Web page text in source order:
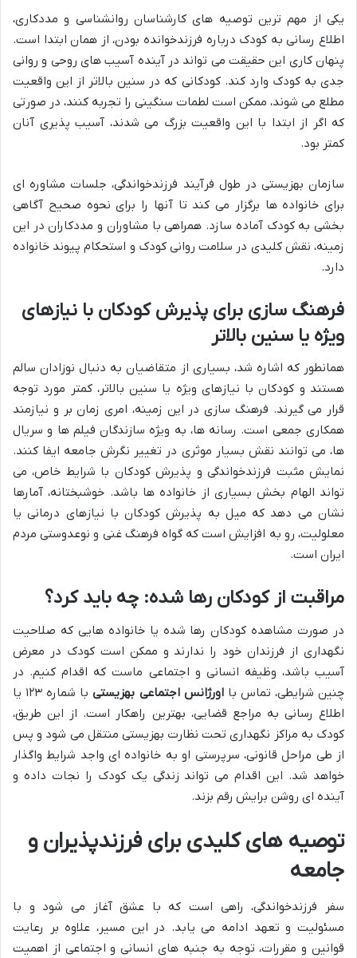
یکی از مهم ترین توصیه های کارشناسان روانشناسی و مددکاری،
اطلاع رسانی به کودک درباره فرزندخوانده بودن، از همان ابتدا است.
پنهان کاری این حقیقت می تواند در آینده آسیب های روحی و روانی
جدی به کودک وارد کند. کودکانی که در سنین بالاتر از این واقعیت
مطلع می شوند، ممکن است لطمات سنگینی را تجربه کنند، در صورتی
که اگر از ابتدا با این واقعیت بزرگ می شدند، آسیب پذیری آنان
کمتر بود.
سازمان بهزیستی در طول فرآیند فرزندخواندگی، جلسات مشاوره ای
برای خانواده ها برگزار می کند تا آنها را برای نحوه صحیح آگاهی
بخشی به کودک آماده سازد. همراهی با مشاوران و مددکاران در این
زمینه، نقش کلیدی در سلامت روانی کودک و استحکام پیوند خانواده
دارد.
فرهنگ سازی برای پذیرش کودکان با نیازهای
ویژه یا سنین بالاتر
همانطور که اشاره شد، بسیاری از متقاضیان به دنبال نوزادان سالم
هستند و کودکان با نیازهای ویژه یا سنین بالاتر، کمتر مورد توجه
قرار می گیرند. فرهنگ سازی در این زمینه، امری زمان بر و نیازمند
همکاری جمعی است. رسانه ها، به ویژه سازندگان فیلم ها و سریال
ها، می توانند نقش بسیار موثری در تغییر نگرش جامعه ایفا کنند.
نمایش مثبت فرزندخواندگیو پذیرش کودکان با شرایط خاص، می
تواند الهام بخش بسیاری از خانواده ها باشد. خوشبختانه، آمارها
نشان می دهد که میل به پذیرش کودکان با نیازهای درمانی یا
معلولیت، رو به افزایش است که گواه فرهنگ غنی و نوعدوستی مردم
ایران است.
مراقبت از کودکان رها شده: چه باید کرد؟
در صورت مشاهده کودکان رها شده یا خانواده هایی که صلاحیت
نگهداری از فرزندان خود را ندارند و ممکن است کودک در معرض
آسیب باشد، وظیفه انسانی و اجتماعی ماست که اقدام کنیم. در
چنین شرایطی، تماس بااورژانس اجتماعی بهزیستی
با شماره ۱۲۳ یا
اطلاع رسانی به مراجع قضایی، بهترین راهکار است. از این طریق،
کودک به مراکز نگهداری تحت نظارت بهزیستی منتقل می شود و پس
از طی مراحل قانونی، سرپرستی او به خانواده ای واجد شرایط واگذار
خواهد شد. این اقدام می تواند زندگی یک کودک را نجات داده و
آینده ای روشن برایش رقم بزند.
توصیه های کلیدی برای فرزندپذیران و
جامعه
سفر فرزندخواندگی، راهی است که با عشق آغاز می شود و با
مسئولیت و تعهد ادامه می یابد. در این مسیر، علاوه بر رعایت
قوانین و مقررات، توجه به جنبه های انسانی و اجتماعی از اهمیت